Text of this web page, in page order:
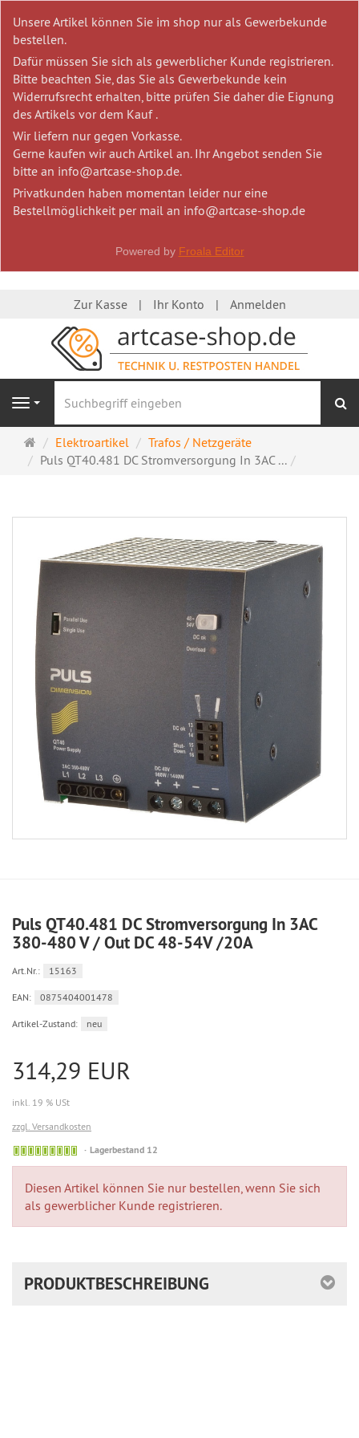
Unsere Artikel können Sie im shop nur als Gewerbekunde
bestellen.
Dafür müssen Sie sich als gewerblicher Kunde registrieren.
Bitte beachten Sie, das Sie als Gewerbekunde kein
Widerrufsrecht erhalten, bitte prüfen Sie daher die Eignung
des Artikels vor dem Kauf .
Wir liefern nur gegen Vorkasse.
Gerne kaufen wir auch Artikel an. Ihr Angebot senden Sie
bitte an info@artcase-shop.de.
Privatkunden haben momentan leider nur eine
Bestellmöglichkeit per mail an info@artcase-shop.de
Powered by Froala Editor
Zur Kasse Ihr Konto Anmelden
Navigation
Startseite
Elektroartikel
Trafos / Netzgeräte
Puls QT40.481 DC Stromversorgung In 3AC ...
Puls QT40.481 DC Stromversorgung In 3AC
380-480 V / Out DC 48-54V /20A
Art.Nr.: 15163
EAN: 0875404001478
Artikel-Zustand: neu
314,29 EUR
inkl. 19 % USt
zzgl. Versandkosten
Lagerbestand 12
Diesen Artikel können Sie nur bestellen, wenn Sie sich
als gewerblicher Kunde registrieren.
PRODUKTBESCHREIBUNG